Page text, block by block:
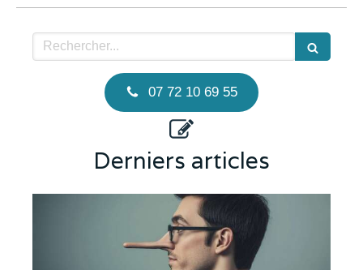
Rechercher
07 72 10 69 55
Derniers articles